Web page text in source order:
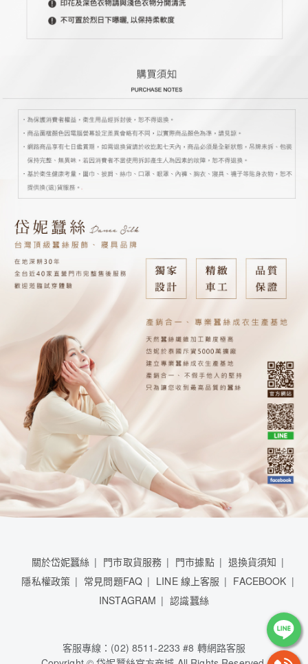
關於岱妮蠶絲 門市取貨服務 門市據點
退換貨須知
隱私權政策
常見問題FAQ LINE 線上客服
FACEBOOK
INSTAGRAM
認識蠶絲
客服專線：(02) 8511-2233 #8 轉網路客服